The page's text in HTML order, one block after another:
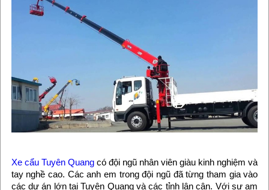
Xe cẩu Tuyên Quangcó đội ngũ nhân viên giàu kinh nghiệm và
tay nghề cao. Các anh em trong đội ngũ đã từng tham gia vào
các dự án lớn tại Tuyên Quang và các tỉnh lân cận. Với sự am